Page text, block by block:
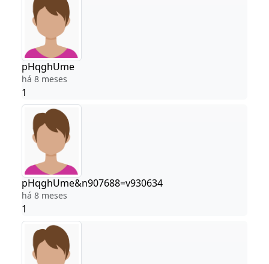
pHqghUme
há 8 meses
1
pHqghUme&n907688=v930634
há 8 meses
1